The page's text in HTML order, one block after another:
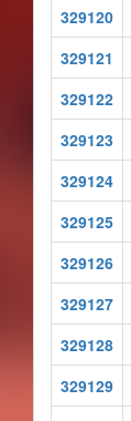
329120
329121
329122
329123
329124
329125
329126
329127
329128
329129